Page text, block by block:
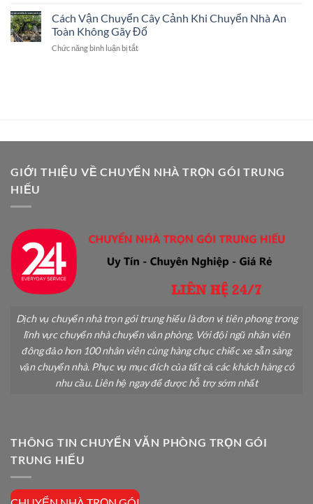
Chi
Tiết
Trình
Và
Vụ
Bể
Cá
Khi
Chuyển
A-
Cách Vận Chuyển Cây Cảnh Khi Chuyển Nhà An
Toàn Không Gãy Đổ
Chức năng bình luận bị tắtở
Nhà
Toàn
Không
GIỚI THIỆU VỀ CHUYỂN NHÀ TRỌN GÓI TRUNG
HIẾU
Dịch vụ chuyển nhà trọn gói trung hiếu là đơn vị tiên phong trong
lĩnh vực chuyển nhà chuyển văn phòng. Với đội ngũ nhân viên
đông đảo hơn 100 nhân viên cùng hàng chục chiếc xe sẵn sàng
vận chuyển nhà. Phục vụ mục đích của tất cả các khách hàng có
nhu cầu. Liên hệ ngay để được hỗ trợ sớm nhất
THÔNG TIN CHUYỂN VĂN PHÒNG TRỌN GÓI
TRUNG HIẾU